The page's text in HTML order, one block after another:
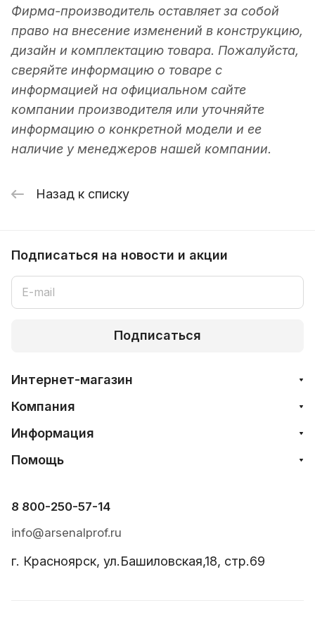
Фирма-производитель оставляет за собой
право на внесение изменений в конструкцию,
дизайн и комплектацию товара. Пожалуйста,
сверяйте информацию о товаре с
информацией на официальном сайте
компании производителя или уточняйте
информацию о конкретной модели и ее
наличие у менеджеров нашей компании.
Назад к списку
Подписаться на новости и акции
Подписаться
Интернет-магазин
Компания
Информация
Помощь
8 800-250-57-14
info@arsenalprof.ru
г. Красноярск, ул.Башиловская,18, стр.69